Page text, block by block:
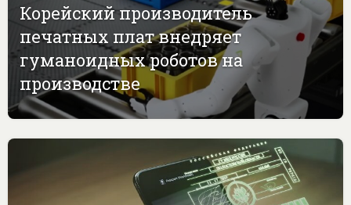
Корейский производитель
печатных плат внедряет
гуманоидных роботов на
производстве